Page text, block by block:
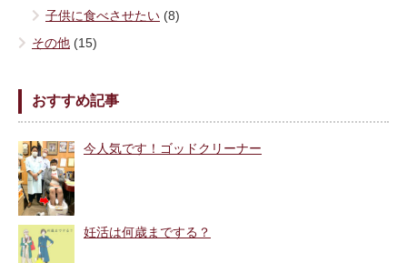
子供に食べさせたい (8)
その他 (15)
おすすめ記事
今人気です！ゴッドクリーナー
妊活は何歳までする？